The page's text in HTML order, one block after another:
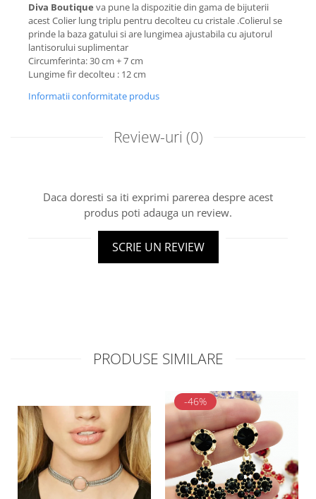
Diva Boutique va pune la dispozitie din gama de bijuterii
acest Colier lung triplu pentru decolteu cu cristale .Colierul se
prinde la baza gatului si are lungimea ajustabila cu ajutorul
lantisorului suplimentar
Circumferinta: 30 cm + 7 cm
Lungime fir decolteu : 12 cm
Informatii conformitate produs
Review-uri (0)
Daca doresti sa iti exprimi parerea despre acest
produs poti adauga un review.
SCRIE UN REVIEW
PRODUSE SIMILARE
-46%